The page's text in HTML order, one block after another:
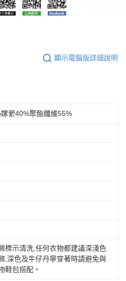
顯示電腦版詳細說明
縈40%聚酯纖維55%
標示清洗,任何衣物都建議深淺色
,深色及牛仔丹寧穿著時請避免與
鞋包搭配。